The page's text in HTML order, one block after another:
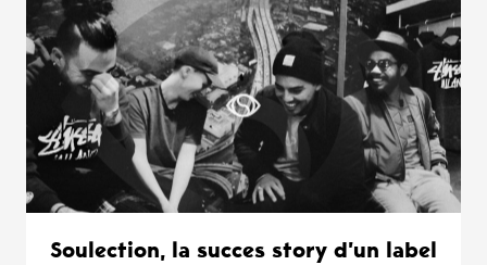
Soulection, la succes story d’un label